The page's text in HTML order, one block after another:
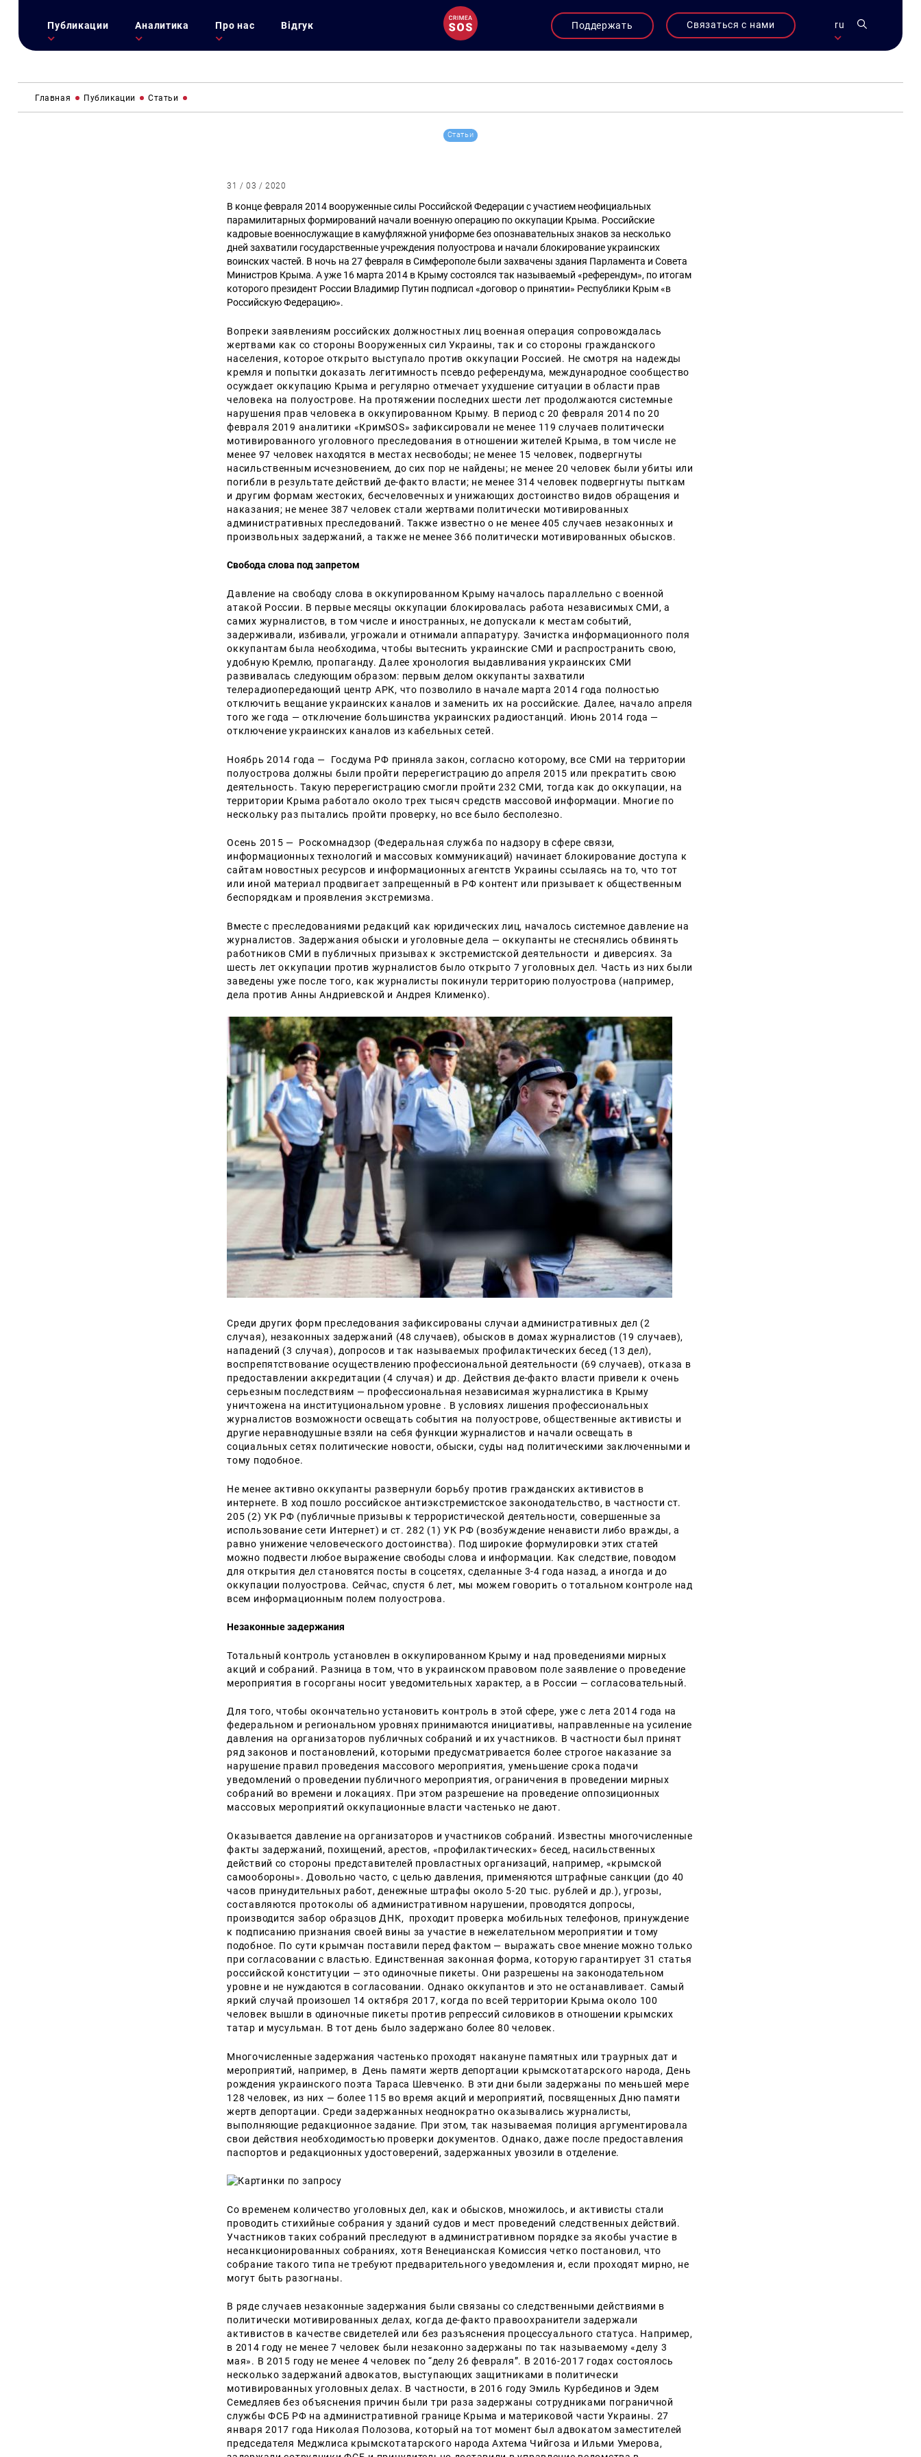
Публикации Аналитика Про нас Відгук Поддержать Связаться с нами ru
Искать:
Главная Публикации Статьи
Статьи
31 / 03 / 2020
В конце февраля 2014 вооруженные силы Российской Федерации с участием неофициальных
парамилитарных формирований начали военную операцию по оккупации Крыма. Российские
кадровые военнослужащие в камуфляжной униформе без опознавательных знаков за несколько
дней захватили государственные учреждения полуострова и начали блокирование украинских
воинских частей. В ночь на 27 февраля в Симферополе были захвачены здания Парламента и Совета
Министров Крыма. А уже 16 марта 2014 в Крыму состоялся так называемый «референдум», по итогам
которого президент России Владимир Путин подписал «договор о принятии» Республики Крым «в
Российскую Федерацию».
Вопреки заявлениям российских должностных лиц военная операция сопровождалась
жертвами как со стороны Вооруженных сил Украины, так и со стороны гражданского
населения, которое открыто выступало против оккупации Россией. Не смотря на надежды
кремля и попытки доказать легитимность псевдо референдума, международное сообщество
осуждает оккупацию Крыма и регулярно отмечает ухудшение ситуации в области прав
человека на полуострове. На протяжении последних шести лет продолжаются системные
нарушения прав человека в оккупированном Крыму. В период с 20 февраля 2014 по 20
февраля 2019 аналитики «КримSOS» зафиксировали не менее 119 случаев политически
мотивированного уголовного преследования в отношении жителей Крыма, в том числе не
менее 97 человек находятся в местах несвободы; не менее 15 человек, подвергнуты
насильственным исчезновением, до сих пор не найдены; не менее 20 человек были убиты или
погибли в результате действий де-факто власти; не менее 314 человек подвергнуты пыткам
и другим формам жестоких, бесчеловечных и унижающих достоинство видов обращения и
наказания; не менее 387 человек стали жертвами политически мотивированных
административных преследований. Также известно о не менее 405 случаев незаконных и
произвольных задержаний, а также не менее 366 политически мотивированных обысков.
Свобода слова под запретом
Давление на свободу слова в оккупированном Крыму началось параллельно с военной
атакой России. В первые месяцы оккупации блокировалась работа независимых СМИ, а
самих журналистов, в том числе и иностранных, не допускали к местам событий,
задерживали, избивали, угрожали и отнимали аппаратуру. Зачистка информационного поля
оккупантам была необходима, чтобы вытеснить украинские СМИ и распространить свою,
удобную Кремлю, пропаганду. Далее хронология выдавливания украинских СМИ
развивалась следующим образом: первым делом оккупанты захватили
телерадиопередающий центр АРК, что позволило в начале марта 2014 года полностью
отключить вещание украинских каналов и заменить их на российские. Далее, начало апреля
того же года — отключение большинства украинских радиостанций. Июнь 2014 года —
отключение украинских каналов из кабельных сетей.
Ноябрь 2014 года — Госдума РФ приняла закон, согласно которому, все СМИ на территории
полуострова должны были пройти перерегистрацию до апреля 2015 или прекратить свою
деятельность. Такую перерегистрацию смогли пройти 232 СМИ, тогда как до оккупации, на
территории Крыма работало около трех тысяч средств массовой информации. Многие по
нескольку раз пытались пройти проверку, но все было бесполезно.
Осень 2015 — Роскомнадзор (Федеральная служба по надзору в сфере связи,
информационных технологий и массовых коммуникаций) начинает блокирование доступа к
сайтам новостных ресурсов и информационных агентств Украины ссылаясь на то, что тот
или иной материал продвигает запрещенный в РФ контент или призывает к общественным
беспорядкам и проявления экстремизма.
Вместе с преследованиями редакций как юридических лиц, началось системное давление на
журналистов. Задержания обыски и уголовные дела — оккупанты не стеснялись обвинять
работников СМИ в публичных призывах к экстремистской деятельности и диверсиях. За
шесть лет оккупации против журналистов было открыто 7 уголовных дел. Часть из них были
заведены уже после того, какжурналисты покинули территорию полуострова (например,
дела против Анны Андриевской и Андрея Клименко).
Среди других форм преследования зафиксированы случаи административных дел (2
случая), незаконных задержаний (48 случаев), обысков в домах журналистов (19 случаев),
нападений (3 случая), допросов и так называемых профилактических бесед (13 дел),
воспрепятствование осуществлению профессиональной деятельности (69 случаев), отказа в
предоставлении аккредитации (4 случая) и др. Действия де-факто власти привели к очень
серьезным последствиям — профессиональная независимая журналистика в Крыму
уничтожена на институциональном уровне . В условиях лишения профессиональных
журналистов возможности освещать события на полуострове, общественные активисты и
другие неравнодушные взяли на себя функции журналистов и начали освещать в
социальных сетях политические новости, обыски, суды над политическими заключенными и
тому подобное.
Не менее активно оккупанты развернули борьбу против гражданских активистов в
интернете. В ход пошло российское антиэкстремистское законодательство, в частности ст.
205 (2) УК РФ (публичные призывы к террористической деятельности, совершенные за
использование сети Интернет) и ст. 282 (1) УК РФ (возбуждение ненависти либо вражды, а
равно унижение человеческого достоинства). Под широкие формулировки этих статей
можно подвести любое выражение свободы слова и информации. Как следствие, поводом
для открытия дел становятся посты в соцсетях, сделанные 3-4 года назад, а иногда и до
оккупации полуострова. Сейчас, спустя 6 лет, мы можем говорить о тотальном контроле над
всем информационным полем полуострова.
Незаконные задержания
Тотальный контроль установлен в оккупированном Крыму и над проведениями мирных
акций и собраний. Разница в том, что в украинском правовом поле заявление о проведение
мероприятия в госорганы носит уведомительных характер, а в России — согласовательный.
Для того, чтобы окончательно установить контроль в этой сфере, уже с лета 2014 года на
федеральном и региональном уровнях принимаются инициативы, направленные на усиление
давления на организаторов публичных собраний и их участников. В частности был принят
ряд законов и постановлений, которыми предусматривается более строгое наказание за
нарушение правил проведения массового мероприятия, уменьшение срока подачи
уведомлений о проведении публичного мероприятия, ограничения в проведении мирных
собраний во времени и локациях. При этом разрешение на проведение оппозиционных
массовых мероприятий оккупационные власти частенько не дают.
Оказывается давление на организаторов и участников собраний. Известны многочисленные
факты задержаний, похищений, арестов, «профилактических» бесед, насильственных
действий со стороны представителей провластных организаций, например, «крымской
самообороны». Довольно часто, с целью давления, применяются штрафные санкции (до 40
часов принудительных работ, денежные штрафы около 5-20 тыс. рублей и др.), угрозы,
составляются протоколы об административном нарушении, проводятся допросы,
производится забор образцов ДНК, проходит проверка мобильных телефонов, принуждение
к подписанию признания своей вины за участие в нежелательном мероприятии и тому
подобное. По сути крымчан поставили перед фактом — выражать свое мнение можно только
при согласовании с властью. Единственная законная форма, которую гарантирует 31 статья
российской конституции — это одиночные пикеты. Они разрешены на законодательном
уровне и не нуждаются в согласовании. Однако оккупантов и это не останавливает. Самый
яркий случай произошел 14 октября 2017, когда по всей территории Крыма около 100
человек вышли в одиночные пикеты против репрессий силовиков в отношении крымских
татар и мусульман. В тот день было задержано более 80 человек.
Многочисленные задержания частенько проходят накануне памятных или траурных дат и
мероприятий, например, в День памяти жертв депортации крымскотатарского народа, День
рождения украинского поэта Тараса Шевченко. В эти дни были задержаны по меньшей мере
128 человек, из них — более 115 во время акций и мероприятий, посвященных Дню памяти
жертв депортации. Среди задержанных неоднократно оказывались журналисты,
выполняющие редакционное задание. При этом, так называемая полиция аргументировала
свои действия необходимостью проверки документов. Однако, даже после предоставления
паспортов и редакционных удостоверений, задержанных увозили в отделение.
Со временем количество уголовных дел, как и обысков, множилось, и активисты стали
проводить стихийные собрания у зданий судов и мест проведений следственных действий.
Участников таких собраний преследуют в административном порядке за якобы участие в
несанкционированных собраниях, хотя Венецианская Комиссия четко постановил, что
собрание такого типа не требуют предварительного уведомления и, если проходят мирно, не
могут быть разогнаны.
В ряде случаев незаконные задержания были связаны со следственными действиями в
политически мотивированных делах, когда де-факто правоохранители задержали
активистов в качестве свидетелей или без разъяснения процессуального статуса. Например,
в 2014 году не менее 7 человек были незаконно задержаны по так называемому «делу 3
мая». В 2015 году не менее 4 человек по “делу 26 февраля”. В 2016-2017 годах состоялось
несколько задержаний адвокатов, выступающих защитниками в политически
мотивированных уголовных делах. В частности, в 2016 году Эмиль Курбединов и Эдем
Семедляев без объяснения причин были три раза задержаны сотрудниками пограничной
службы ФСБ РФ на административной границе Крыма и материковой части Украины. 27
января 2017 года Николая Полозова, который на тот момент был адвокатом заместителей
председателя Меджлиса крымскотатарского народа Ахтема Чийгоза и Ильми Умерова,